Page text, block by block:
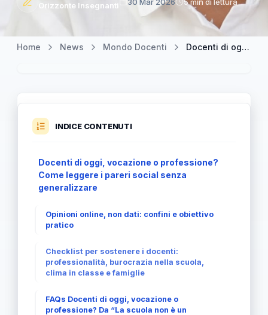
Orizzonte Insegnanti
Home News Mondo Docenti Docenti di oggi, vocazione o professione? Da “La scuola non è un convento” a una passione sostenibile
INDICE CONTENUTI
Docenti di oggi, vocazione o professione?
Come leggere i pareri social senza
generalizzare
Opinioni online, non dati: confini e obiettivo
pratico
Checklist per sostenere i docenti:
professionalità, burocrazia nella scuola,
clima in classe e famiglie
FAQs Docenti di oggi, vocazione o
professione? Da “La scuola non è un